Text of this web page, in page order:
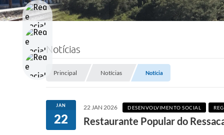
Notícias
Principal Notícias Notícia
JAN
22
22 JAN 2026 DESENVOLVIMENTO SOCIAL
Restaurante Popular do